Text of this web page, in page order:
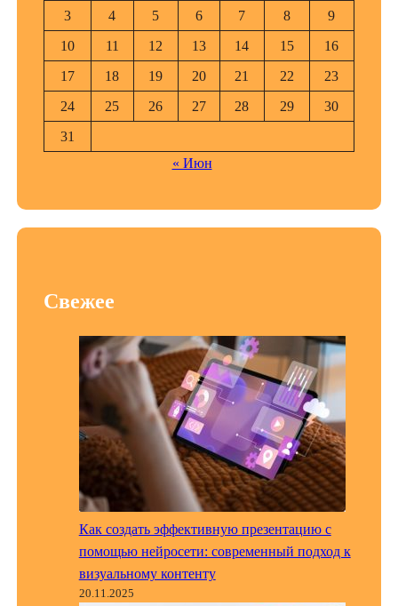
3
4 5 6 7 8
9
10
11 12 13 14 15
16
17
18 19 20 21 22
23
24
25 26 27 28 29
30
31
« Июн
Свежее
Как создать эффективную презентацию с
помощью нейросети: современный подход к
визуальному контенту
20.11.2025